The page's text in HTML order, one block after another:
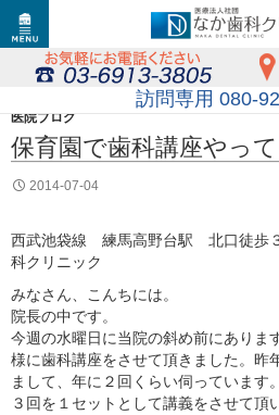
訪問専用 080-
医院ブログ
保育園で歯科講座やっ
2014-07-04
西武池袋線 練馬高野台駅 北口徒
科クリニック
みなさん、こんちには。
院長の中です。
今週の水曜日に当院の斜め前にありま
様に歯科講座をさせて頂きました。昨
まして、年に２回くらい伺っています。
３回を１セットとして講義をさせて頂